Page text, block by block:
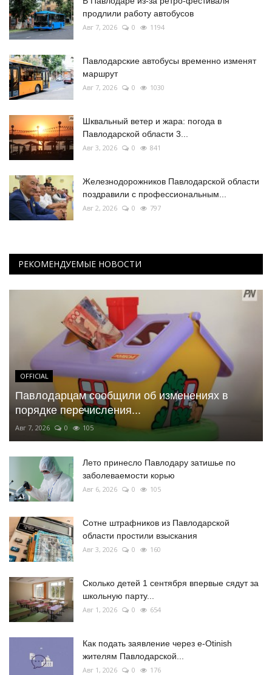
продлили работу автобусов
Авг 7, 2026 0 1194
Павлодарские автобусы временно изменят
маршрут
Авг 7, 2026 0 1030
Шквальный ветер и жара: погода в
Павлодарской области 3...
Авг 3, 2026 0 841
Железнодорожников Павлодарской области
поздравили с профессиональным...
Авг 2, 2026 0 797
РЕКОМЕНДУЕМЫЕ НОВОСТИ
OFFICIAL
Павлодарцам сообщили об изменениях в
порядке перечисления...
Авг 7, 2026 0 105
Лето принесло Павлодару затишье по
заболеваемости корью
Авг 6, 2026 0 105
Сотне штрафников из Павлодарской
области простили взыскания
Авг 3, 2026 0 160
Сколько детей 1 сентября впервые сядут за
школьную парту...
Авг 1, 2026 0 654
Как подать заявление через e-Otinish
жителям Павлодарской...
Авг 1, 2026 0 176